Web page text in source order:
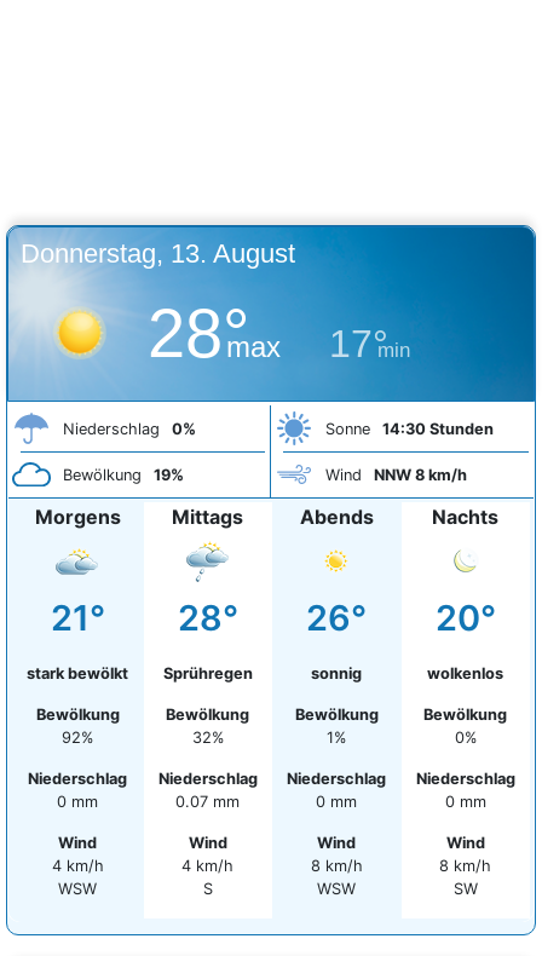
Donnerstag, 13. August
28°
max 17°
min
Niederschlag 0%
Bewölkung 19%
Sonne 14:30 Stunden
Wind NNW 8 km/h
Morgens
21°
stark bewölkt
Bewölkung
92%
Niederschlag
0 mm
Wind
4 km/h
WSW
Mittags
28°
Sprühregen
Bewölkung
32%
Niederschlag
0.07 mm
Wind
4 km/h
S
Abends
26°
sonnig
Bewölkung
1%
Niederschlag
0 mm
Wind
8 km/h
WSW
Nachts
20°
wolkenlos
Bewölkung
0%
Niederschlag
0 mm
Wind
8 km/h
SW